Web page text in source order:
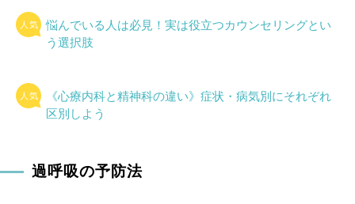
悩んでいる人は必見！実は役立つカウンセリングとい
う選択肢
《心療内科と精神科の違い》症状・病気別にそれぞれ
区別しよう
過呼吸の予防法